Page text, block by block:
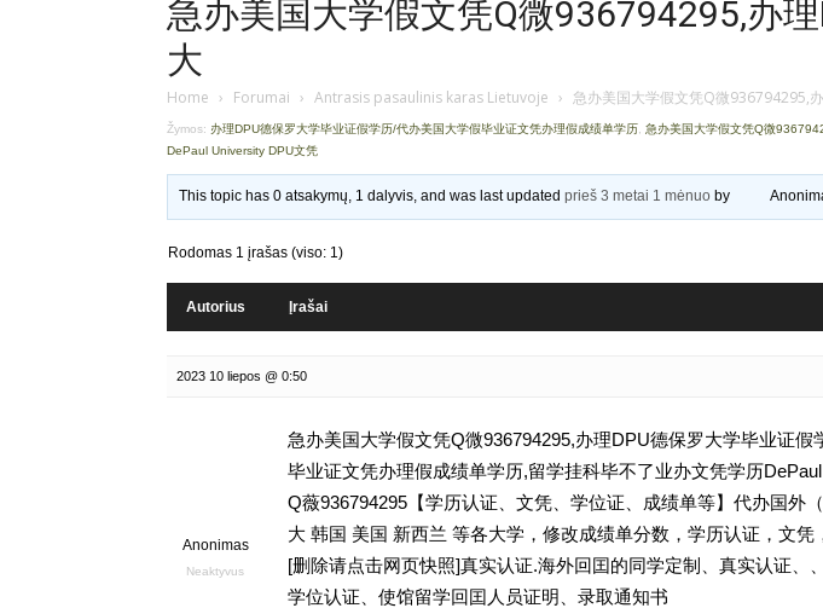
急办美国大学假文凭Q微936794295,办
大
Home › Forumai › Antrasis pasaulinis karas Lietuvoje › 急办美国大学假文凭Q微936794295,
Žymos: 办理DPU德保罗大学毕业证假学历/代办美国大学假毕业证文凭办理假成绩单学历 急办美国大学假文凭Q微
DePaul University DPU文凭
This topic has 0 atsakymų, 1 dalyvis, and was last updatedprieš 3 metai 1 mėnuo by
Rodomas 1 įrašas (viso: 1)
Autorius Įrašai
2023 10 liepos @ 0:50
Anonimas
Neaktyvus
急办美国大学假文凭Q微936794295,办理DPU德保罗大学毕业证假
毕业证文凭办理假成绩单学历,留学挂科毕不了业办文凭学历
Q薇936794295【学历认证、文凭、学位证、成绩单等】代办国外
大 韩国 美国 新西兰 等各大学，修改成绩单分数，学历认证，文凭
[删除请点击网页快照]真实认证.海外回囯的同学定制、真实认证、
学位认证、使馆留学回囯人员证明、录取通知书